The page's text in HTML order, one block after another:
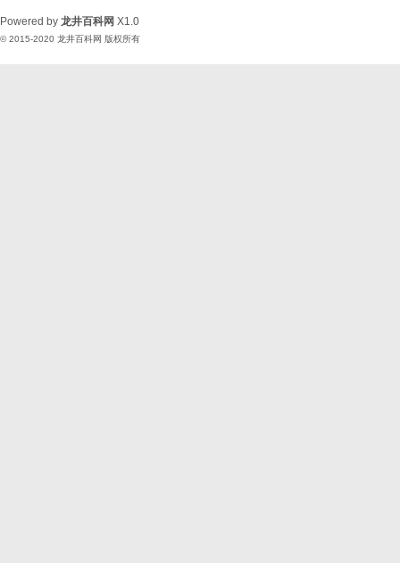
Powered by 龙井百科网 X1.0
© 2015-2020 龙井百科网 版权所有